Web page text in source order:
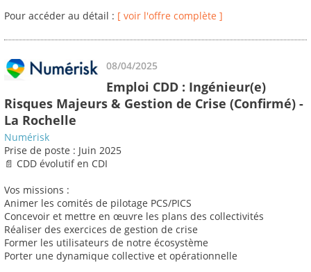
Pour accéder au détail : [ voir l'offre complète ]
08/04/2025
Emploi CDD : Ingénieur(e)
Risques Majeurs & Gestion de Crise (Confirmé) -
La Rochelle
Numérisk
Prise de poste : Juin 2025
📄 CDD évolutif en CDI
Vos missions :
Animer les comités de pilotage PCS/PICS
Concevoir et mettre en œuvre les plans des collectivités
Réaliser des exercices de gestion de crise
Former les utilisateurs de notre écosystème
Porter une dynamique collective et opérationnelle